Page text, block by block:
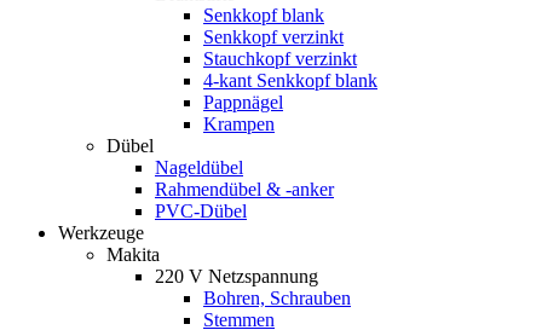
Senkkopf blank
Senkkopf verzinkt
Stauchkopf verzinkt
4-kant Senkkopf blank
Pappnägel
Krampen
Dübel
Nageldübel
Rahmendübel & -anker
PVC-Dübel
Werkzeuge
Makita
220 V Netzspannung
Bohren, Schrauben
Stemmen